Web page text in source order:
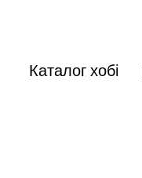
Каталог хобі